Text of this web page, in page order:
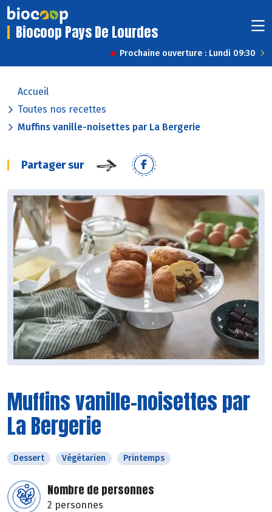
Biocoop Pays De Lourdes
Prochaine ouverture : Lundi 09:30
Accueil
Toutes nos recettes
Muffins vanille-noisettes par La Bergerie
Partager sur
Muffins vanille-noisettes par
La Bergerie
Dessert Végétarien Printemps
Nombre de personnes
2 personnes